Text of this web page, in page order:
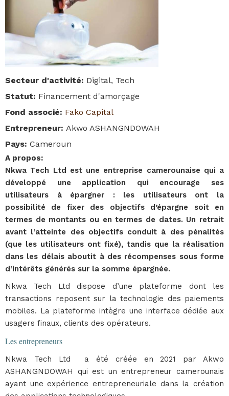
Secteur d'activité: Digital, Tech
Statut: Financement d'amorçage
Fond associé: Fako Capital
Entrepreneur: Akwo ASHANGNDOWAH
Pays: Cameroun
A propos:
Nkwa Tech Ltd est une entreprise camerounaise qui a
développé une application qui encourage ses
utilisateurs à épargner : les utilisateurs ont la
possibilité de fixer des objectifs d’épargne soit en
termes de montants ou en termes de dates. Un retrait
avant l’atteinte des objectifs conduit à des pénalités
(que les utilisateurs ont fixé), tandis que la réalisation
dans les délais aboutit à des récompenses sous forme
d’intérêts générés sur la somme épargnée.
Nkwa Tech Ltd dispose d’une plateforme dont les
transactions reposent sur la technologie des paiements
mobiles. La plateforme intègre une interface dédiée aux
usagers finaux, clients des opérateurs.
Les entrepreneurs
Nkwa Tech Ltd a été créée en 2021 par Akwo
ASHANGNDOWAH qui est un entrepreneur camerounais
ayant une expérience entrepreneuriale dans la création